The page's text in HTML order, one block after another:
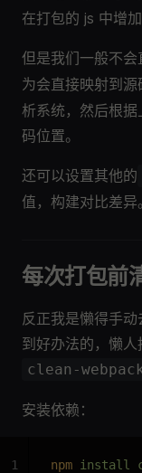
在打包的 js 中增加
但是我们一般不会
为会直接映射到
析系统，然后根
码位置。
还可以设置其他的
值，构建对比差异。
每次打包前
反正我是懒得手
到好办法的，懒
clean-
安装依赖：
npm install
1